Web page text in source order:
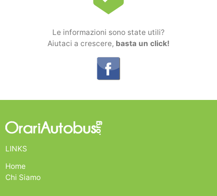
Le informazioni sono state utili?
Aiutaci a crescere, basta un click!
LINKS
Home
Chi Siamo